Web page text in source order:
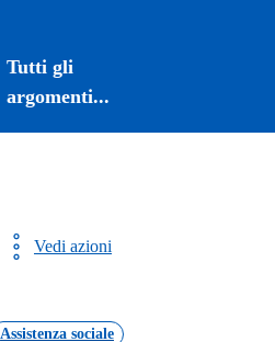
Tutti gli
argomenti...
Vedi azioni
Assistenza sociale